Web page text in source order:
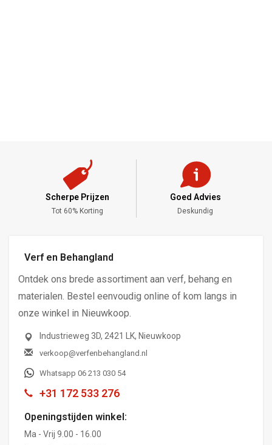
Scherpe Prijzen
Tot 60% Korting
Goed Advies
Deskundig
Verf en Behangland
Ontdek ons brede assortiment aan verf, behang en
materialen. Bestel eenvoudig online of kom langs in
onze winkel in Nieuwkoop.
Industrieweg 3D, 2421 LK, Nieuwkoop
verkoop@verfenbehangland.nl
Whatsapp 06 213 030 54
+31 172 533 276
Openingstijden winkel:
Ma - Vrij 9.00 - 16.00